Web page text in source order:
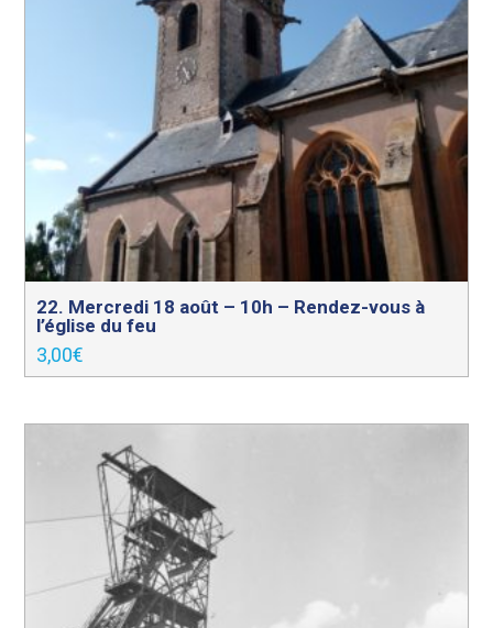
22. Mercredi 18 août – 10h – Rendez-vous à
l’église du feu
3,00€